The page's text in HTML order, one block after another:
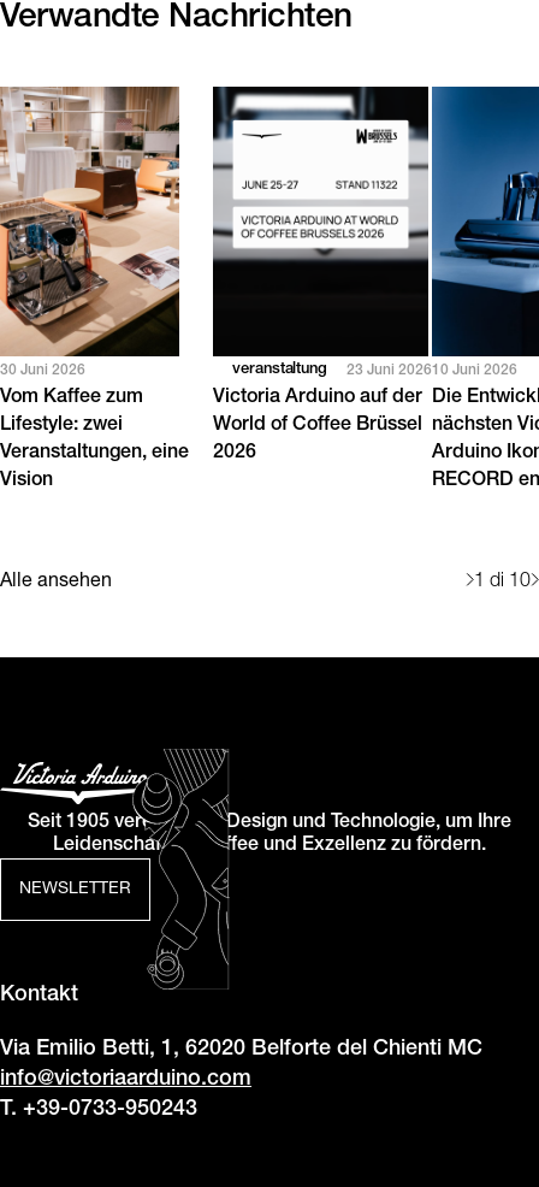
Verwandte Nachrichten
Alle ansehen 1 di 10
30 Juni 2026
Vom Kaffee zum
Lifestyle: zwei
Veranstaltungen, eine
Vision
veranstaltung 23 Juni 2026
Victoria Arduino auf der
World of Coffee Brüssel
2026
10 Juni 2026
Die
nächsten
Arduino
RECORD
NEWSLETTER
Seit 1905 vereinen wir Design und Technologie, um Ihre
Leidenschaft für Kaffee und Exzellenz zu fördern.
Kontakt
Via Emilio Betti, 1, 62020 Belforte del Chienti MC
info@victoriaarduino.com
T. +39-0733-950243